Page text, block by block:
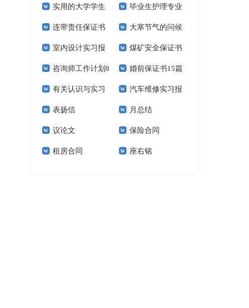
实用的大学学生
实习报告范文锦集六
篇
毕业生护理专业
求职信精选15篇
连带责任保证书 大寒节气的问候
祝福语
室内设计实习报
告汇编15篇
煤矿安全保证书
(15篇)
咨询师工作计划8
篇
婚前保证书15篇
有关认识与实习
报告模板集锦十篇
汽车维修实习报
告(汇编15篇)
表扬信 月总结
议论文 保险合同
租房合同 座右铭